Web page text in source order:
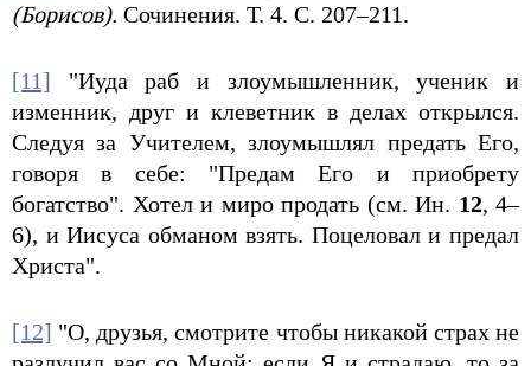
(Борисов). Сочинения. Т. 4. С. 207–211.
[11] "Иуда раб и злоумышленник, ученик и
изменник, друг и клеветник в делах открылся.
Следуя за Учителем, злоумышлял предать Его,
говоря в себе: "Предам Его и приобрету
богатство". Хотел и миро продать (см. Ин. 12, 4–
6), и Иисуса обманом взять. Поцеловал и предал
Христа".
[12] "О, друзья, смотрите чтобы никакой страх не